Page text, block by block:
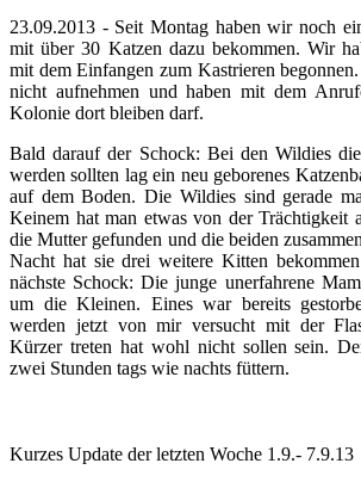
23.09.2013 - Seit Montag haben wir noch
mit über 30 Katzen dazu bekommen. Wir
mit dem Einfangen zum Kastrieren
nicht aufnehmen und haben mit dem
Kolonie dort bleiben darf.
Bald darauf der Schock: Bei den Wildies
werden sollten lag ein neu geborenes
auf dem Boden.Die Wildies sind gerade
Keinem hat man etwas von der Trächtigkeit
die Mutter gefunden und die beiden
Nacht hat sie drei weitere Kitten
nächste Schock:Die junge unerfahrene
um die Kleinen. Eines war bereits
werden jetzt von mir versucht mit der
Kürzer treten hat wohl nicht sollen sein.
zwei Stunden tags wie nachts füttern.
Kurzes Update der letzten Woche 1.9.- 7.9.13